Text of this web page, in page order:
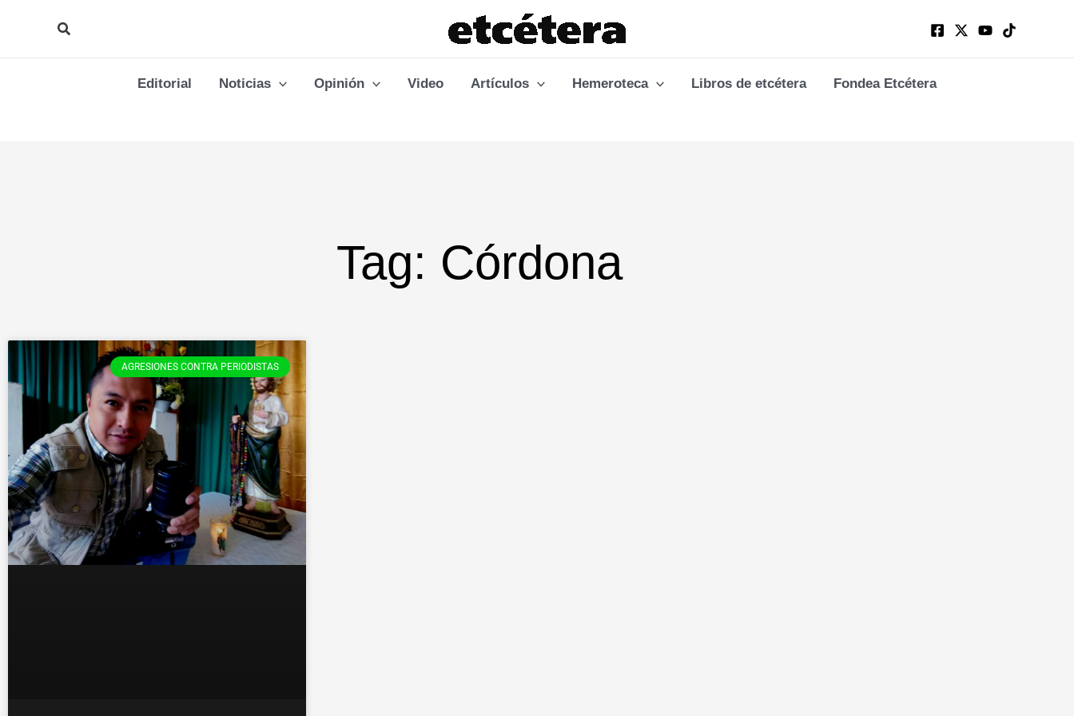
Buscar
Editorial Noticias Opinión Video Artículos Hemeroteca Libros de etcétera Fondea Etcétera
Tag: Córdona
AGRESIONES CONTRA PERIODISTAS